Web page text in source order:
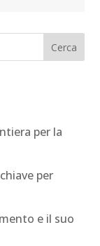
per la
per
e il suo